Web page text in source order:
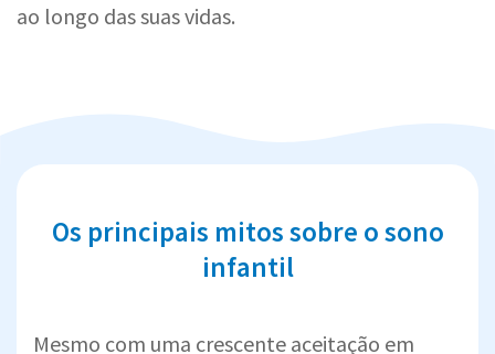
ao longo das suas vidas.
Os principais mitos sobre o sono
infantil
Mesmo com uma crescente aceitação em